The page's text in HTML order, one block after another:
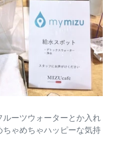
ーツウォーターとか入れ
ゃめちゃハッピーな気持